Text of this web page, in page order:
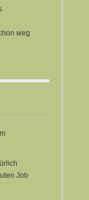
weg
Job